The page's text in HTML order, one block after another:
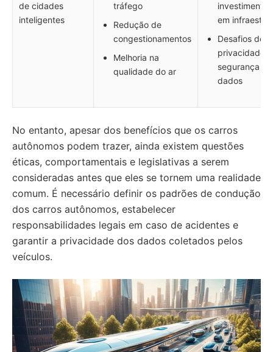
de cidades
inteligentes
tráfego
Redução de
congestionamentos
Melhoria na
qualidade do ar
investimentos
em
Desafios de
privacidade e
segurança de
dados
No entanto, apesar dos benefícios que os carros
autônomos podem trazer, ainda existem questões
éticas, comportamentais e legislativas a serem
consideradas antes que eles se tornem uma realidade
comum. É necessário definir os padrões de condução
dos carros autônomos, estabelecer
responsabilidades legais em caso de acidentes e
garantir a privacidade dos dados coletados pelos
veículos.